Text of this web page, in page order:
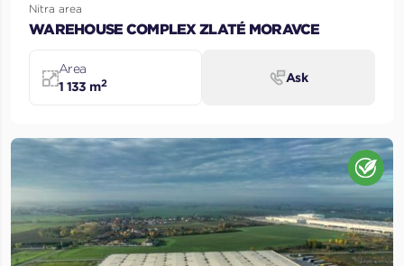
Nitra area
WAREHOUSE COMPLEX ZLATÉ MORAVCE
Area
1 133 m2 Ask